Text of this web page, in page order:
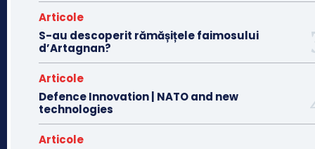
Articole
S-au descoperit rămășițele faimosului
d’Artagnan?
Articole
Defence Innovation | NATO and new
technologies
Articole